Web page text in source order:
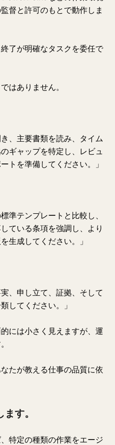
督と許可のもとで動作しま
了が明確なタスクを委任で
はありません。
、主要書類を読み、タイム
ギャップを特定し、レビュ
トを準備してください。」
準テンプレートと比較し、
ている条項を強調し、より
生成してください。」
、申し立て、証拠、そして
してください。」
には小さく見えますが、運
たが教える仕事の品質に依
す。
特定の種類の作業をエージ